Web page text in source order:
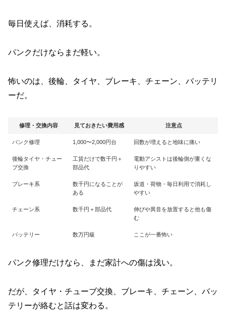
毎日使えば、消耗する。
パンクだけならまだ軽い。
怖いのは、後輪、タイヤ、ブレーキ、チェーン、バッテリ
ーだ。
修理・交換内容 見ておきたい費用感 注意点
パンク修理 1,000〜2,000円台 回数が増えると地味に痛い
後輪タイヤ・チュー
ブ交換
工賃だけで数千円＋
部品代
電動アシストは後輪側が重くな
りやすい
ブレーキ系
数千円になることが
ある
坂道・荷物・毎日利用で消耗し
やすい
チェーン系 数千円＋部品代
伸びや異音を放置すると他も傷
む
バッテリー 数万円級 ここが一番怖い
パンク修理だけなら、まだ家計への傷は浅い。
だが、タイヤ・チューブ交換、ブレーキ、チェーン、バッ
テリーが絡むと話は変わる。